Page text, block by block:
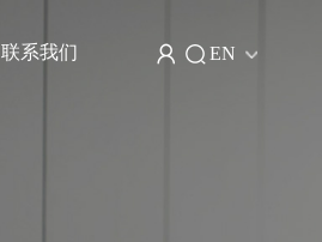
联系我们 EN